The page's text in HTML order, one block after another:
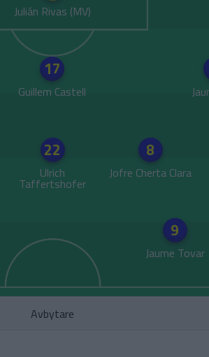
Julián Rivas
17
Guillem Castell
22
Ulrich
Taffertshofer
8
Jofre Cherta Clara
9
Jaume Tovar
Avbytare